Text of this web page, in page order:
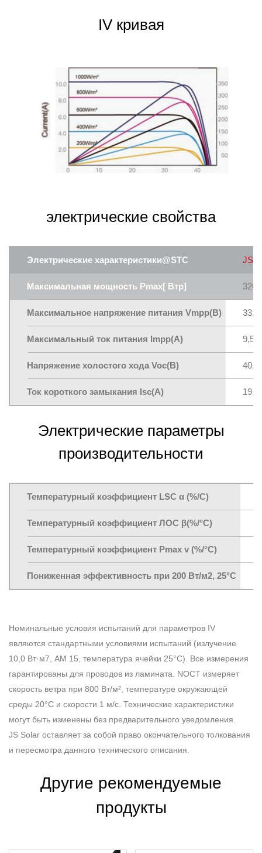
IV кривая
электрические свойства
Электрические характеристики@STC
Максимальная мощность Pmax[ Втp] 320
Максимальное напряжение питания Vmpp(В) 33,4
Максимальный ток питания lmpp(A) 9,58
Напряжение холостого хода Voc(В) 40,1
Ток короткого замыкания lsc(A)
Электрические параметры
производительности
Температурный коэффициент LSC α (%/C)
Температурный коэффициент ЛОС β(%/°C)
Температурный коэффициент Pmax v (%/°C)
Пониженная эффективность при 200 Вт/м2, 25°C
Номинальные условия испытаний для параметров IV
являются стандартными условиями испытаний (излучение
10,0 Вт·м7, AM 15, температура ячейки 25°C). Все измерения
гарантированы для проводов из ламината. NOCT измеряет
скорость ветра при 800 Вт/м², температуре окружающей
среды 20°C и скорости 1 м/с. Технические характеристики
могут быть изменены без предварительного уведомления.
JS Solar оставляет за собой право окончательного толкования
и пересмотра данного технического описания.
Другие рекомендуемые
продукты